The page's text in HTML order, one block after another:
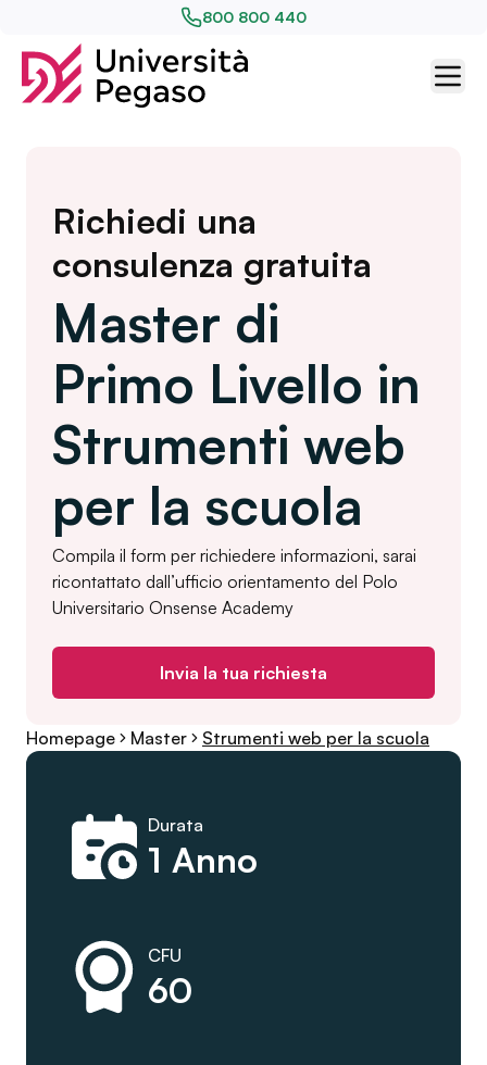
800 800 440
Richiedi una
consulenza gratuita
Master di
Primo Livello in
Strumenti web
per la scuola
Compila il form per richiedere informazioni, sarai
ricontattato dall’ufficio orientamento del Polo
Universitario Onsense Academy
Invia la tua richiesta
Homepage Master Strumenti web per la scuola
1 Anno
Durata
60
CFU